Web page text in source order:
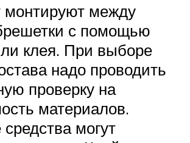
монтируют между
с помощью
клея. При выборе
надо проводить
проверку на
материалов.
могут